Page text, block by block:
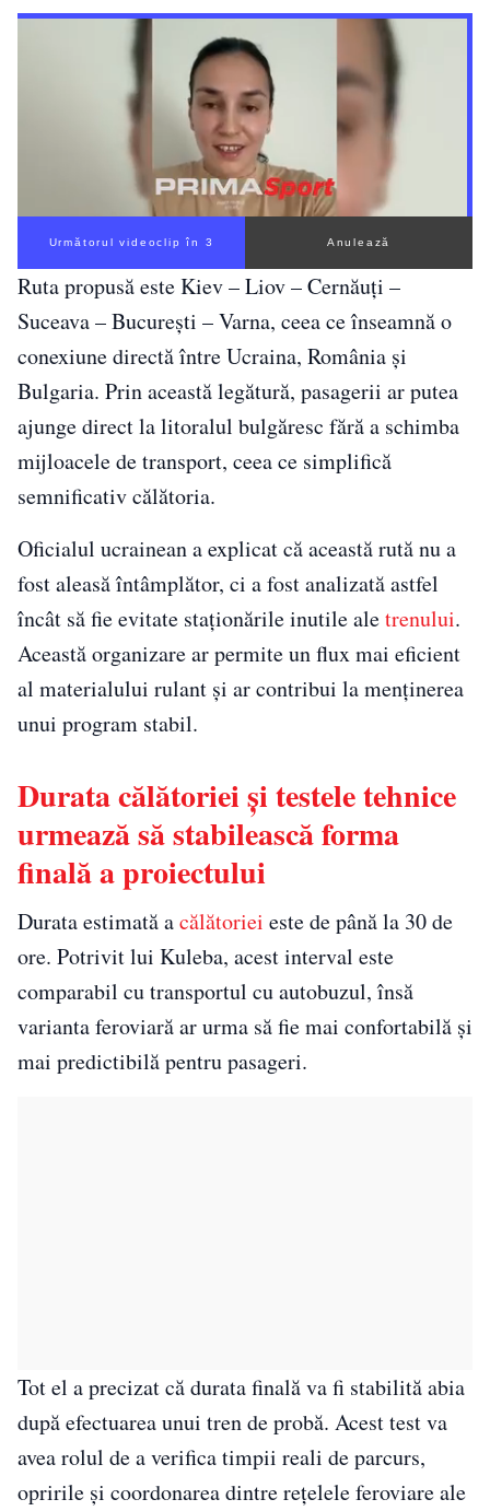
Următorul videoclip în 2 Anulează
Ruta propusă este Kiev – Liov – Cernăuți –
Suceava – București – Varna, ceea ce înseamnă o
conexiune directă între Ucraina, România și
Bulgaria. Prin această legătură, pasagerii ar putea
ajunge direct la litoralul bulgăresc fără a schimba
mijloacele de transport, ceea ce simplifică
semnificativ călătoria.
Oficialul ucrainean a explicat că această rută nu a
fost aleasă întâmplător, ci a fost analizată astfel
încât să fie evitate staționările inutile aletrenului.
Această organizare ar permite un flux mai eficient
al materialului rulant și ar contribui la menținerea
unui program stabil.
Durata călătoriei și testele tehnice
urmează să stabilească forma
finală a proiectului
Durata estimată acălătoriei este de până la 30 de
ore. Potrivit lui Kuleba, acest interval este
comparabil cu transportul cu autobuzul, însă
varianta feroviară ar urma să fie mai confortabilă și
mai predictibilă pentru pasageri.
Tot el a precizat că durata finală va fi stabilită abia
după efectuarea unui tren de probă. Acest test va
avea rolul de a verifica timpii reali de parcurs,
opririle și coordonarea dintre rețelele feroviare ale